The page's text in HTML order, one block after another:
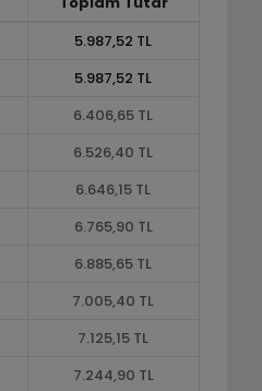
5.987,52 TL
5.987,52 TL
6.406,65 TL
6.526,40 TL
6.646,15 TL
6.765,90 TL
6.885,65 TL
7.005,40 TL
7.125,15 TL
7.244,90 TL